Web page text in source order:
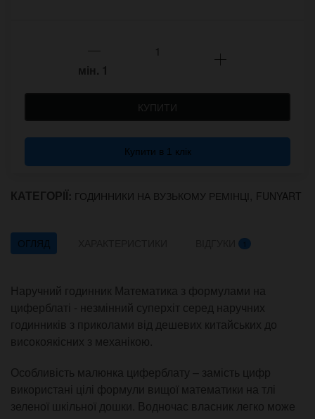
мін. 1
КУПИТИ
Купити в 1 клік
КАТЕГОРІЇ: ГОДИННИКИ НА ВУЗЬКОМУ РЕМІНЦІ , FUNYART
ОГЛЯД 1
Наручний годинник Математика з формулами на
циферблаті - незмінний суперхіт серед наручних
годинників з приколами від дешевих китайських до
високоякісних з механікою.
Особливість малюнка циферблату – замість цифр
використані цілі формули вищої математики на тлі
зеленої шкільної дошки. Водночас власник легко може